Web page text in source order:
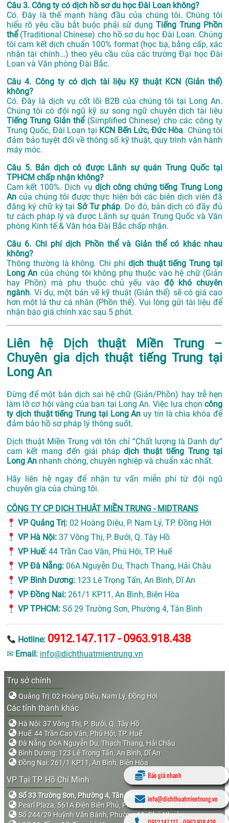
Câu 3. Công ty có dịch hồ sơ du học Đài Loan không?
Có. Đây là thế mạnh hàng đầu của chúng tôi. Chúng tôi
hiểu rõ yêu cầu bắt buộc phải sử dụng Tiếng Trung Phồn
thể(Traditional Chinese) cho hồ sơ du học Đài Loan. Chúng
tôi cam kết dịch chuẩn 100% format (học bạ, bằng cấp, xác
nhận tài chính…) theo yêu cầu của các trường Đại học Đài
Loan và Văn phòng Đài Bắc.
Câu 4. Công ty có dịch tài liệu Kỹ thuật KCN (Giản thể)
không?
Có. Đây là dịch vụ cốt lõi B2B của chúng tôi tại Long An.
Chúng tôi có đội ngũ kỹ sư song ngữ chuyên dịch tài liệu
Tiếng Trung Giản thể(Simplified Chinese) cho các công ty
Trung Quốc, Đài Loan tại KCN Bến Lức, Đức Hòa. Chúng tôi
đảm bảo tuyệt đối về thông số kỹ thuật, quy trình vận hành
máy móc.
Câu 5. Bản dịch có được Lãnh sự quán Trung Quốc tại
TPHCM chấp nhận không?
Cam kết 100%. Dịch vụ dịch công chứng tiếng Trung Long
An của chúng tôi được thực hiện bởi các biên dịch viên đã
đăng ký chữ ký tạiSở Tư pháp. Do đó, bản dịch có đầy đủ
tư cách pháp lý và được Lãnh sự quán Trung Quốc và Văn
phòng Kinh tế & Văn hóa Đài Bắc chấp nhận.
Câu 6. Chi phí dịch Phồn thể và Giản thể có khác nhau
không?
Thông thường là không. Chi phí dịch thuật tiếng Trung tại
Long An của chúng tôi không phụ thuộc vào hệ chữ (Giản
hay Phồn) mà phụ thuộc chủ yếu vào độ khó chuyên
ngành. Ví dụ, một bản vẽ kỹ thuật (Giản thể) sẽ có giá cao
hơn một lá thư cá nhân (Phồn thể). Vui lòng gửi tài liệu để
nhận báo giá chính xác sau 5 phút.
Liên hệ Dịch thuật Miền Trung –
Chuyên gia dịch thuật tiếng Trung tại
Long An
Đừng để một bản dịch sai hệ chữ (Giản/Phồn) hay trễ hẹn
làm lỡ cơ hội vàng của bạn tại Long An. Việc lựa chọn công
ty dịch thuật tiếng Trung tại Long An uy tín là chìa khóa để
đảm bảo hồ sơ pháp lý thông suốt.
Dịch thuật Miền Trung với tôn chỉ “Chất lượng là Danh dự”
cam kết mang đến giải phápdịch thuật tiếng Trung tại
Long An nhanh chóng, chuyên nghiệp và chuẩn xác nhất.
Hãy liên hệ ngay để nhận tư vấn miễn phí từ đội ngũ
chuyên gia của chúng tôi.
CÔNG TY CP DỊCH THUẬT MIỀN TRUNG - MIDTRANS
VP Quảng Trị: 02 Hoàng Diệu, P. Nam Lý, TP. Đồng Hới
VP Hà Nội: 37 Võng Thị, P. Bưởi, Q. Tây Hồ
VP Huế: 44 Trần Cao Vân, Phú Hội, TP. Huế
VP Đà Nẵng: 06A Nguyễn Du, Thạch Thang, Hải Châu
VP Bình Dương: 123 Lê Trọng Tấn, An Bình, Dĩ An
VP Đồng Nai: 261/1 KP11, An Bình, Biên Hòa
VP TPHCM: Số 29 Trường Sơn, Phường 4, Tân Bình
Hotline: 0912.147.117 - 0963.918.438
✉ Email: info@dichthuatmientrung.vn
Trụ sở chính
Quảng Trị: 02 Hoàng Diệu, Nam Lý, Đồng Hới
Các tỉnh thành khác
Hà Nội: 37 Võng Thị, P. Bưởi, Q. Tây Hồ
Huế: 44 Trần Cao Vân, Phú Hội, TP. Huế
Đà Nẵng: 06A Nguyễn Du, Thạch Thang, Hải Châu
Bình Dương: 123 Lê Trọng Tấn, An Bình, Dĩ An
Đồng Nai: 261/1 KP11, An Bình, Biên Hòa
VP Tại TP. Hồ Chí Minh
Số 33 Trường Sơn, Phường 4, Tân Bình
Pearl Plaza, 561A Điện Biên Phủ, Phường 25, Bình Thạnh
Số 244/29 Huỳnh Văn Bánh, Phường 11, Phú Nhuận
Báo giá nhanh
info@dichthuatmientrung.vn